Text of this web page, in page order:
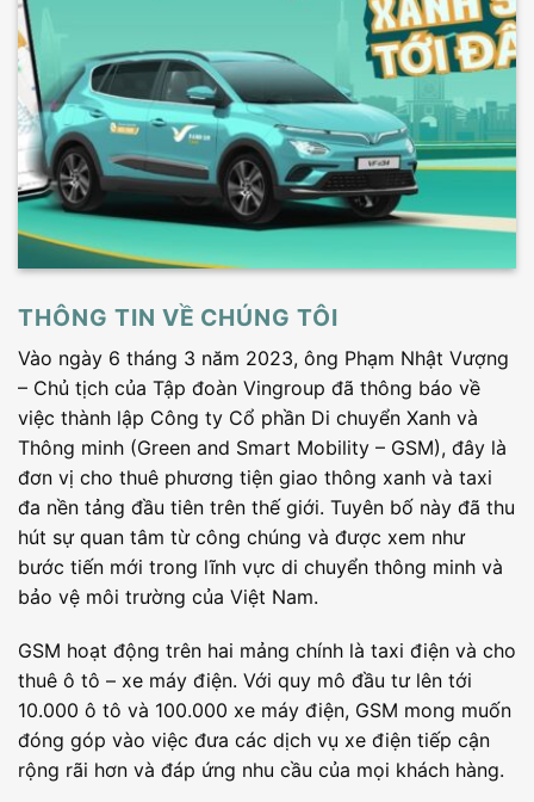
THÔNG TIN VỀ CHÚNG TÔI
Vào ngày 6 tháng 3 năm 2023, ông Phạm Nhật Vượng
– Chủ tịch của Tập đoàn Vingroup đã thông báo về
việc thành lập Công ty Cổ phần Di chuyển Xanh và
Thông minh (Green and Smart Mobility – GSM), đây là
đơn vị cho thuê phương tiện giao thông xanh và taxi
đa nền tảng đầu tiên trên thế giới. Tuyên bố này đã thu
hút sự quan tâm từ công chúng và được xem như
bước tiến mới trong lĩnh vực di chuyển thông minh và
bảo vệ môi trường của Việt Nam.
GSM hoạt động trên hai mảng chính là taxi điện và cho
thuê ô tô – xe máy điện. Với quy mô đầu tư lên tới
10.000 ô tô và 100.000 xe máy điện, GSM mong muốn
đóng góp vào việc đưa các dịch vụ xe điện tiếp cận
rộng rãi hơn và đáp ứng nhu cầu của mọi khách hàng.